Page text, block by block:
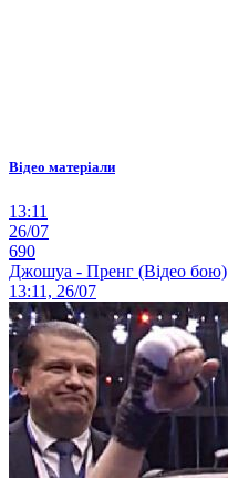
Відео матеріали
13:11
26/07
690
Джошуа - Пренг (Відео бою)
13:11, 26/07